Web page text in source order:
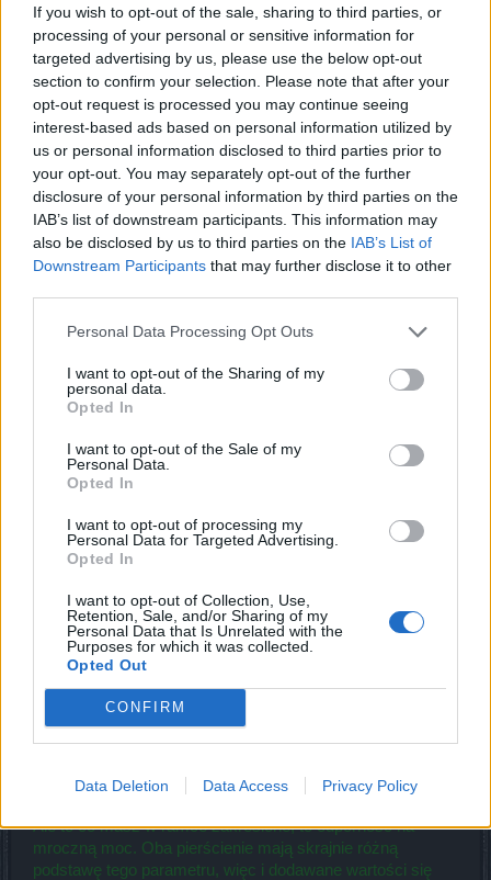
If you wish to opt-out of the sale, sharing to third parties, or
processing of your personal or sensitive information for
targeted advertising by us, please use the below opt-out
section to confirm your selection. Please note that after your
opt-out request is processed you may continue seeing
interest-based ads based on personal information utilized by
us or personal information disclosed to third parties prior to
your opt-out. You may separately opt-out of the further
disclosure of your personal information by third parties on the
IAB’s list of downstream participants. This information may
also be disclosed by us to third parties on the IAB’s List of
Downstream Participants that may further disclose it to other
Personal Data Processing Opt Outs
I want to opt-out of the Sharing of my
personal data.
Opted In
I want to opt-out of the Sale of my
Personal Data.
Opted In
I want to opt-out of processing my
Personal Data for Targeted Advertising.
Opted In
I want to opt-out of Collection, Use,
Retention, Sale, and/or Sharing of my
Personal Data that Is Unrelated with the
Purposes for which it was collected.
Opted Out
CONFIRM
Data Deletion Data Access Privacy Policy
Edit. Nie moge przeslac zdjecia, klikam "Image" wklejam
link z hostingu imigur i nic..?
Merw said:↑
Witam,ktoś sie orientuje gdzie aktualnie najszybciej ukończyć
animowaną skórkę do broni?
Ja osobiscie w tym celu latam wielka pustynie, bo nie
trzeba resetowac mapy.
Last edited by moderator:
BA_Orion
Count Count
Merw said:↑
Witam,ktoś sie orientuje gdzie aktualnie najszybciej ukończyć
Ogólnie rzecz biorąc, wybiera się mapę na której na
względnie małym obszarze jest dużo elitarnych
przeciwników. Pustynia jest taką mapą, ale też Tegansruh
czy Dzielnica świątyń.
Przyjaciel said:↑
Mam pytanie.. Dlaczego w pierscieniu ktore ma takie same
kamienie, ten sam poziom przedmotu, oraz wieksze wartosci
bazowe (dmg), ma dodana mniejsza ilosc szkod? Wszystko na
https://imgur.com/a/lWEarC9
Ale to co masz w ramce zakreślone, to odporność na
mroczną moc. Oba pierścienie mają skrajnie różną
podstawę tego parametru, więc i dodawane wartości się